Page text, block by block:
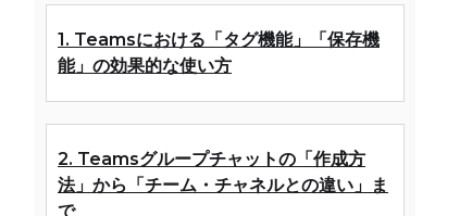
1. Teamsにおける「タグ機能」「保存機
能」の効果的な使い方
2. Teamsグループチャットの「作成方
法」から「チーム・チャネルとの違い」ま
で